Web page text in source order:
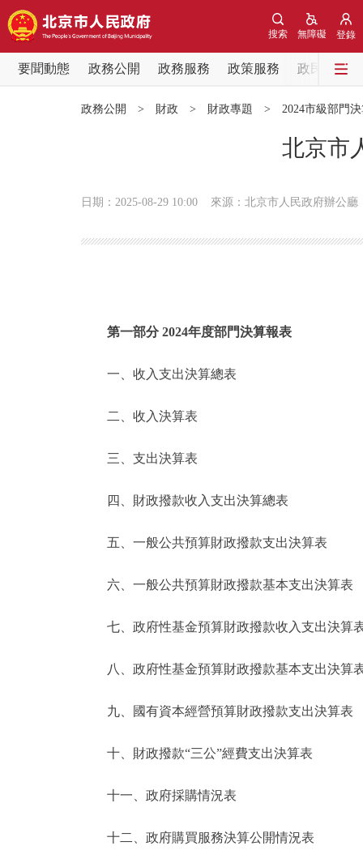
登錄
無障礙
搜索
要聞動態 政務公開 政務服務 政策服務
政民互動
便民服務
仲介服務
政民互動
12345網上接訴即辦
參與調查
走進北京
北京概況
綠色北京
政務公開 > 財政 > 財政專題 > 2024市級部門
北京市
日期：2025-08-29 10:00 來源：北京市人民政府辦公廳
第一部分 2024年度部門決算報表
一、收入支出決算總表
二、收入決算表
三、支出決算表
四、財政撥款收入支出決算總表
五、一般公共預算財政撥款支出決算表
六、一般公共預算財政撥款基本支出決算表
七、政府性基金預算財政撥款收入支出決算
八、政府性基金預算財政撥款基本支出決算
九、國有資本經營預算財政撥款支出決算表
十、財政撥款“三公”經費支出決算表
十一、政府採購情況表
十二、政府購買服務決算公開情況表